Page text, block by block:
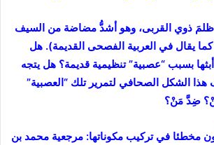
ظلمَ ذوي القربى، وهو أشدُّ مضاضة من السيف
كما يقال في العربية الفصحى القديمة). هل
بسبب “عصبية” تنظيمية قديمة؟ هل يتجه
هذا الشكل الصحافي لتمرير تلك “العصبية”
ضِدَّ مَنْ؟
مخطئا في تركيب مكوناتها: مرجعية محمد بن